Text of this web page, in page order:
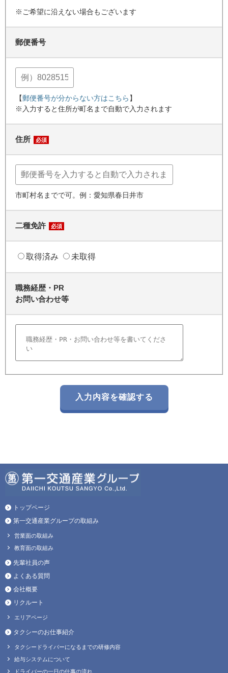
※ご希望に沿えない場合もございます
郵便番号
【郵便番号が分からない方はこちら 】
※入力すると住所が町名まで自動で入力されます
住所 必須
市町村名までで可。例：愛知県春日井市
二種免許 必須
取得済み 未取得
職務経歴・PR
お問い合わせ等
トップページ
第一交通産業グループの取組み
営業面の取組み
教育面の取組み
先輩社員の声
よくある質問
会社概要
リクルート
エリアページ
タクシーのお仕事紹介
タクシードライバーになるまでの研修内容
給与システムについて
ドライバーの一日の仕事の流れ